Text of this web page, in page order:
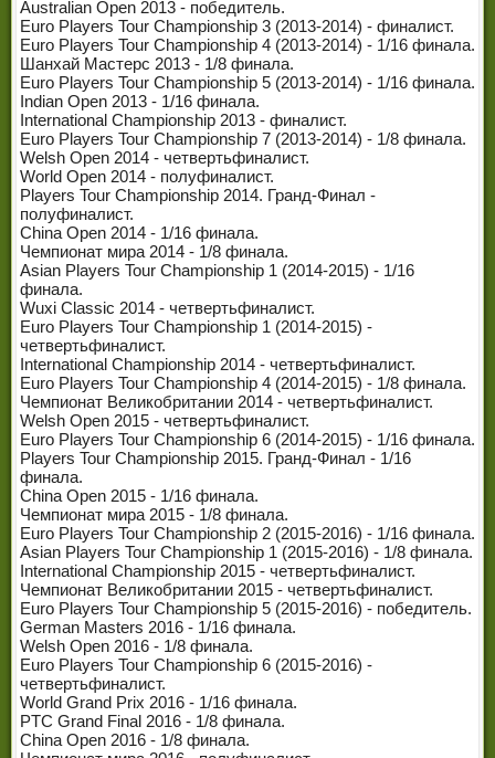
Australian Open 2013 - победитель.
Euro Players Tour Championship 3 (2013-2014) - финалист.
Euro Players Tour Championship 4 (2013-2014) - 1/16 финала.
Шанхай Мастерс 2013 - 1/8 финала.
Euro Players Tour Championship 5 (2013-2014) - 1/16 финала.
Indian Open 2013 - 1/16 финала.
International Championship 2013 - финалист.
Euro Players Tour Championship 7 (2013-2014) - 1/8 финала.
Welsh Open 2014 - четвертьфиналист.
World Open 2014 - полуфиналист.
Players Tour Championship 2014. Гранд-Финал -
полуфиналист.
China Open 2014 - 1/16 финала.
Чемпионат мира 2014 - 1/8 финала.
Asian Players Tour Championship 1 (2014-2015) - 1/16
финала.
Wuxi Classic 2014 - четвертьфиналист.
Euro Players Tour Championship 1 (2014-2015) -
четвертьфиналист.
International Championship 2014 - четвертьфиналист.
Euro Players Tour Championship 4 (2014-2015) - 1/8 финала.
Чемпионат Великобритании 2014 - четвертьфиналист.
Welsh Open 2015 - четвертьфиналист.
Euro Players Tour Championship 6 (2014-2015) - 1/16 финала.
Players Tour Championship 2015. Гранд-Финал - 1/16
финала.
China Open 2015 - 1/16 финала.
Чемпионат мира 2015 - 1/8 финала.
Euro Players Tour Championship 2 (2015-2016) - 1/16 финала.
Asian Players Tour Championship 1 (2015-2016) - 1/8 финала.
International Championship 2015 - четвертьфиналист.
Чемпионат Великобритании 2015 - четвертьфиналист.
Euro Players Tour Championship 5 (2015-2016) - победитель.
German Masters 2016 - 1/16 финала.
Welsh Open 2016 - 1/8 финала.
Euro Players Tour Championship 6 (2015-2016) -
четвертьфиналист.
World Grand Prix 2016 - 1/16 финала.
PTC Grand Final 2016 - 1/8 финала.
China Open 2016 - 1/8 финала.